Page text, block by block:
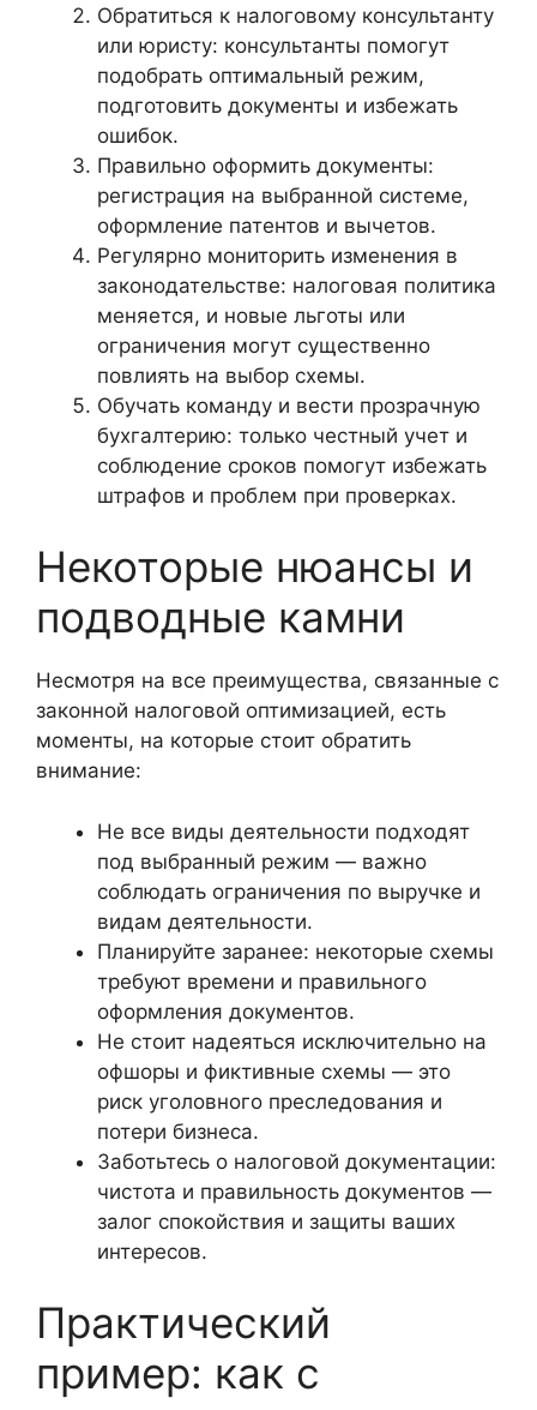
Обратиться к налоговому консультанту
или юристу: консультанты помогут
подобрать оптимальный режим,
подготовить документы и избежать
ошибок.
Правильно оформить документы:
регистрация на выбранной системе,
оформление патентов и вычетов.
Регулярно мониторить изменения в
законодательстве: налоговая политика
меняется, и новые льготы или
ограничения могут существенно
повлиять на выбор схемы.
Обучать команду и вести прозрачную
бухгалтерию: только честный учет и
соблюдение сроков помогут избежать
штрафов и проблем при проверках.
Некоторые нюансы и
подводные камни
Несмотря на все преимущества, связанные с
законной налоговой оптимизацией, есть
моменты, на которые стоит обратить
внимание:
Не все виды деятельности подходят
под выбранный режим — важно
соблюдать ограничения по выручке и
видам деятельности.
Планируйте заранее: некоторые схемы
требуют времени и правильного
оформления документов.
Не стоит надеяться исключительно на
офшоры и фиктивные схемы — это
риск уголовного преследования и
потери бизнеса.
Заботьтесь о налоговой документации:
чистота и правильность документов —
залог спокойствия и защиты ваших
интересов.
Практический
пример: как с